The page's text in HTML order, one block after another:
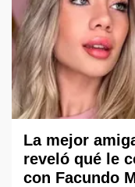
La mejor
reveló qué le
con Facundo